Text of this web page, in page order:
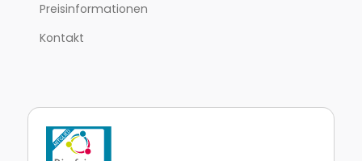
Preisinformationen
Kontakt